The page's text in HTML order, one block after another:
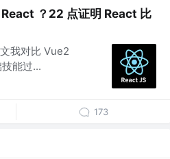
React ？22 点证明 React 比
我对比 Vue2
能过...
173